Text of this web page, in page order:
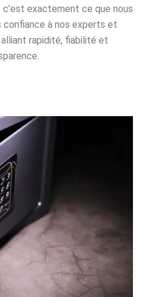
exactement ce que nous
confiance à nos experts et
rapidité, fiabilité et